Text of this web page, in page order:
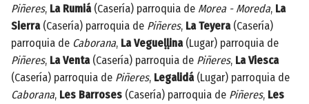
Piñeres, La Rumiá(Casería) parroquia de Morea - Moreda, La
Sierra(Casería) parroquia de Piñeres, La Teyera(Casería)
parroquia de Caborana, La Vegueḷḷina(Lugar) parroquia de
Piñeres, La Venta(Casería) parroquia de Piñeres, La Viesca
(Casería) parroquia de Piñeres, Legalidá(Lugar) parroquia de
Caborana, Les Barroses (Casería) parroquia de Piñeres, Les